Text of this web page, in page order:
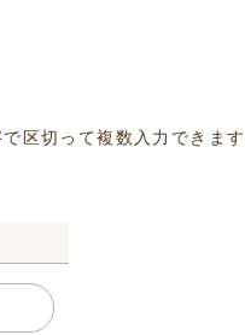
区切って複数入力できま